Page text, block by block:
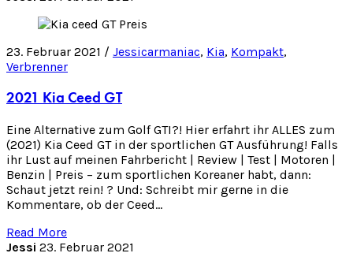
23. Februar 2021 / Jessicarmaniac, Kia, Kompakt,
Verbrenner
2021 Kia Ceed GT
Eine Alternative zum Golf GTI?! Hier erfahrt ihr ALLES zum
(2021) Kia Ceed GT in der sportlichen GT Ausführung! Falls
ihr Lust auf meinen Fahrbericht | Review | Test | Motoren |
Benzin | Preis – zum sportlichen Koreaner habt, dann:
Schaut jetzt rein! ? Und: Schreibt mir gerne in die
Kommentare, ob der Ceed…
Read More
Jessi 23. Februar 2021